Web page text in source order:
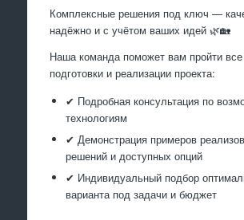
Комплексные решения под ключ —
надёжно и с учётом ваших идей 🌿🏡
Наша команда поможет вам пройти
подготовки и реализации проекта:
✔ Подробная консультация по
технологиям
✔ Демонстрация примеров
решений и доступных опций
✔ Индивидуальный подбор
варианта под задачи и бюджет